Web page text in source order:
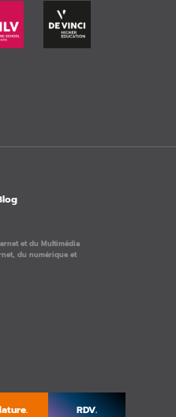
RDV.
et du Multimédia
du numérique et